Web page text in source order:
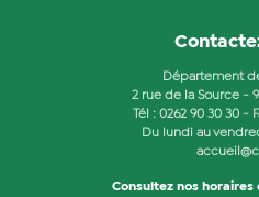
Département
2 rue de la Source -
Tél : 0262 90 30 30 -
Du lundi au
Consultez nos horaires